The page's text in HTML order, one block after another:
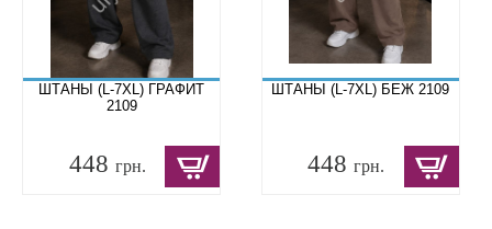
ШТАНЫ (L-7XL) ГРАФИТ
2109
448 грн.
ШТАНЫ (L-7XL) БЕЖ 2109
448грн.